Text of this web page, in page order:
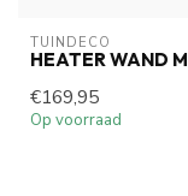
TUINDECO
HEATER WAND
€169,95
Op voorraad